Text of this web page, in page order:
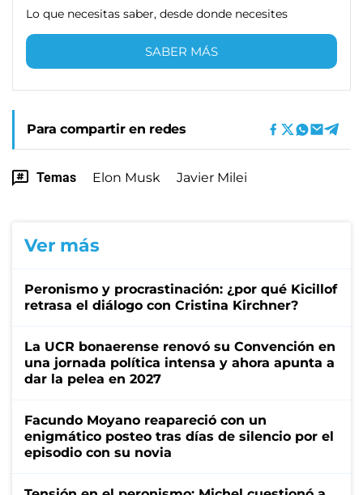
Lo que necesitas saber, desde donde necesites
SABER MÁS
Para compartir en redes
Temas Elon Musk Javier Milei
Ver más
Peronismo y procrastinación: ¿por qué Kicillof
retrasa el diálogo con Cristina Kirchner?
La UCR bonaerense renovó su Convención en
una jornada política intensa y ahora apunta a
dar la pelea en 2027
Facundo Moyano reapareció con un
enigmático posteo tras días de silencio por el
episodio con su novia